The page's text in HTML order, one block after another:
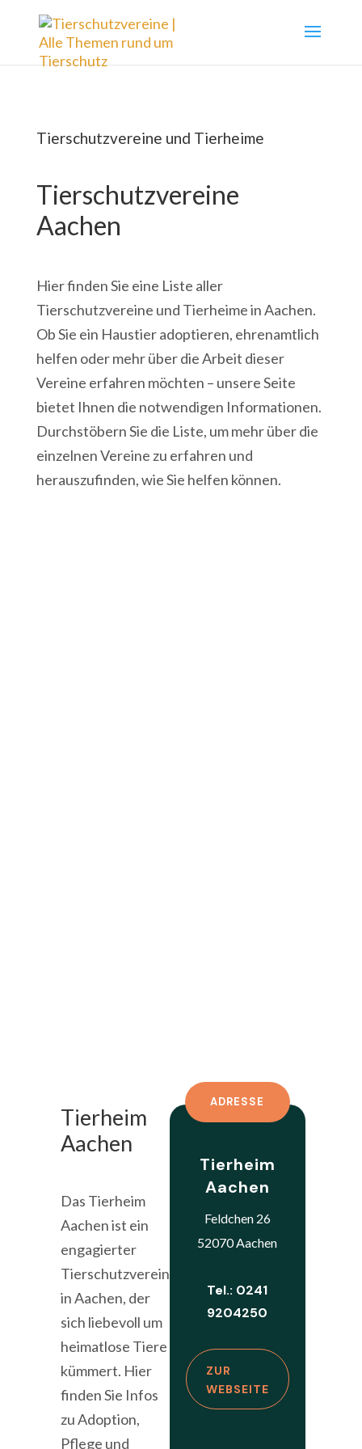
Tierschutzvereine und Tierheime
Tierschutzvereine
Aachen
Hier finden Sie eine Liste aller
Tierschutzvereine und Tierheime in Aachen.
Ob Sie ein Haustier adoptieren, ehrenamtlich
helfen oder mehr über die Arbeit dieser
Vereine erfahren möchten – unsere Seite
bietet Ihnen die notwendigen Informationen.
Durchstöbern Sie die Liste, um mehr über die
einzelnen Vereine zu erfahren und
herauszufinden, wie Sie helfen können.
Tierheim
Aachen
Das Tierheim
Aachen ist ein
engagierter
Tierschutzverein
in Aachen, der
sich liebevoll um
heimatlose Tiere
kümmert. Hier
finden Sie Infos
zu Adoption,
Pflege und
ADRESSE
Tierheim
Aachen
Feldchen 26
52070 Aachen
Tel.: 0241
9204250
ZUR
WEBSEITE